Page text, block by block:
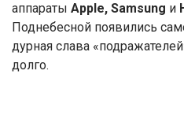
аппараты Apple, Samsung и
Поднебесной появились
дурная слава
долго.